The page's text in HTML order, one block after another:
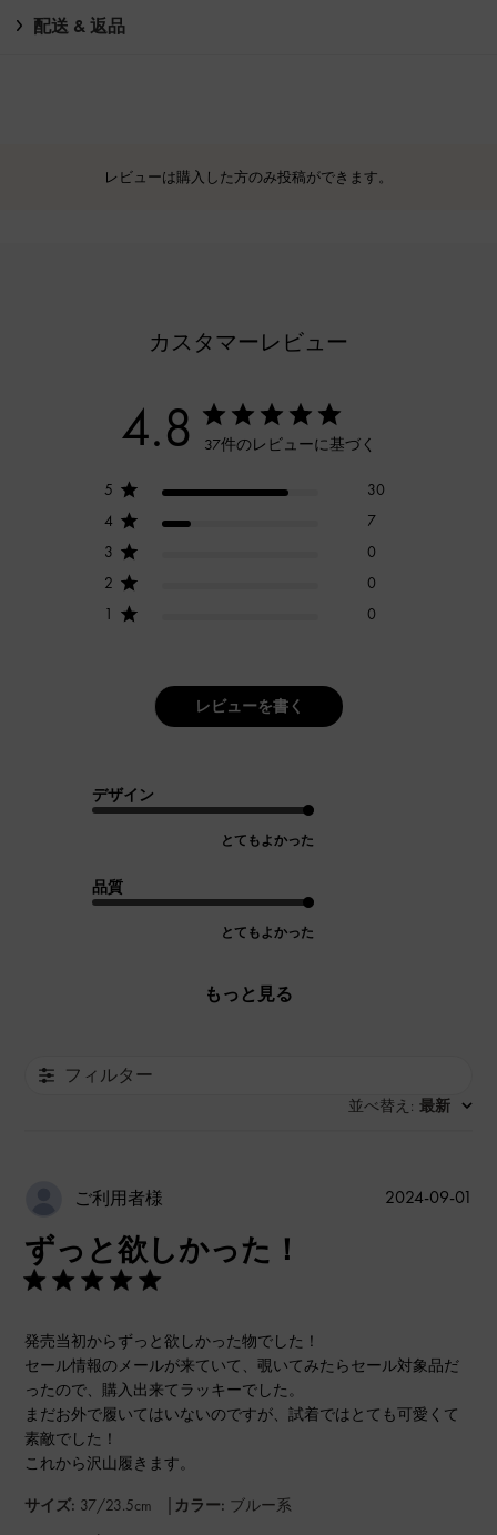
配送 & 返品
レビューは購入した方のみ投稿ができます。
カスタマーレビュー
4.8 37件のレビューに基づく
5
30
4
7
3
0
2
0
1
0
レビューを書く
デザイン
とてもよかった
品質
とてもよかった
もっと見る
フィルター
並べ替え : 最新
ご利用者様
ずっと欲しかった！
発売当初からずっと欲しかった物でした！
セール情報のメールが来ていて、覗いてみたらセール対象品だ
ったので、購入出来てラッキーでした。
まだお外で履いてはいないのですが、試着ではとても可愛くて
素敵でした！
これから沢山履きます。
サイズ: 37/23.5cm | カラー: ブルー系
2024-09-01